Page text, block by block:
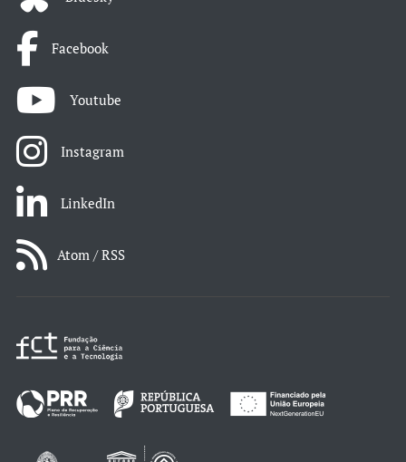
Facebook
Youtube
Instagram
LinkedIn
Atom / RSS